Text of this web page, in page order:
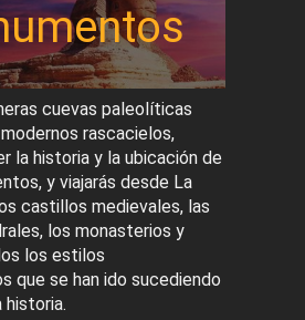
cuevas paleolíticas
rascacielos,
la historia y la ubicación de
y viajarás desde La
castillos medievales, las
los monasterios y
los estilos
que se han ido sucediendo
historia.